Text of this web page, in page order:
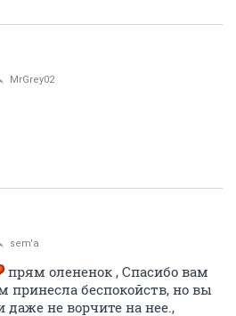
MrGrey02
sem'a
прям олененок , Спасибо вам
принесла беспокойств, но вы
даже не ворчите на нее.,